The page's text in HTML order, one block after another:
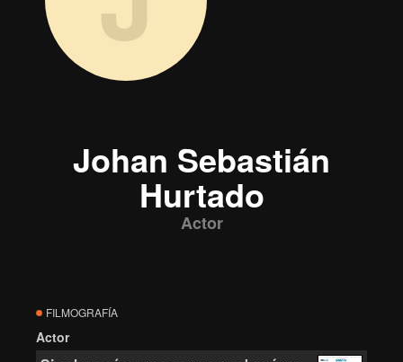
Johan Sebastián
Hurtado
Actor
FILMOGRAFÍA
Actor